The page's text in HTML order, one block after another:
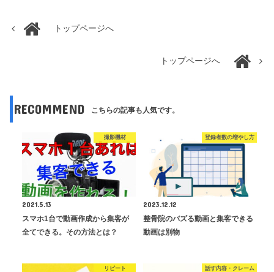
トップページへ
トップページへ
RECOMMEND こちらの記事も人気です。
撮影機材
2021.5.13
スマホ1台で動画作成から集客が
全てできる。その方法とは？
登録者数の増やし方
2023.12.12
整骨院のバズる動画と集客できる
動画は別物
リピート 話す内容・クレーム